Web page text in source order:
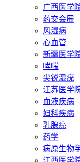
广西医学
药交会展
风湿病
心血管
新疆医学
哮喘
尖锐湿疣
江苏医学
血液疾病
妇科疾病
乳腺癌
药学
病原生物
江西医学